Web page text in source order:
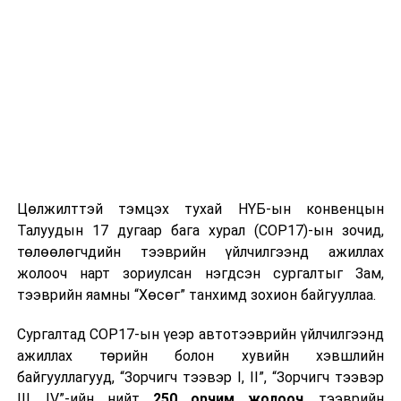
Цөлжилттэй тэмцэх тухай НҮБ-ын конвенцын
Талуудын 17 дугаар бага хурал (COP17)-ын зочид,
төлөөлөгчдийн тээврийн үйлчилгээнд ажиллах
жолооч нарт зориулсан нэгдсэн сургалтыг Зам,
тээврийн яамны “Хөсөг” танхимд зохион байгууллаа.
Сургалтад COP17-ын үеэр автотээврийн үйлчилгээнд
ажиллах төрийн болон хувийн хэвшлийн
байгууллагууд, “Зорчигч тээвэр I, II”, “Зорчигч тээвэр